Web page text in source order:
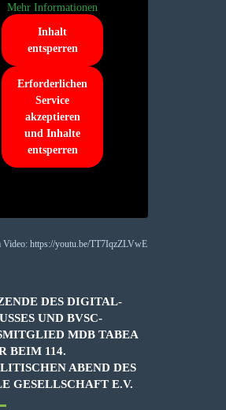
Mehr Informationen
Inhalt
entsperren
Erforderlichen
Service
akzeptieren
und Inhalte
entsperren
DES DIGITAL-
UND BVSC-
MDB TABEA
BEIM 114. N
ABEND DES D
GESELLSCHAFT E.V.